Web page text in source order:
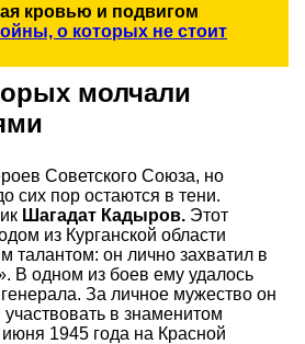
кровью и подвигом
о которых не стоит
молчали
Советского Союза, но
сих пор остаются в тени.
Шагадат Кадыров. Этот
из Курганской области
талантом: он лично захватил в
В одном из боев ему удалось
За личное мужество он
в знаменитом
1945 года на Красной